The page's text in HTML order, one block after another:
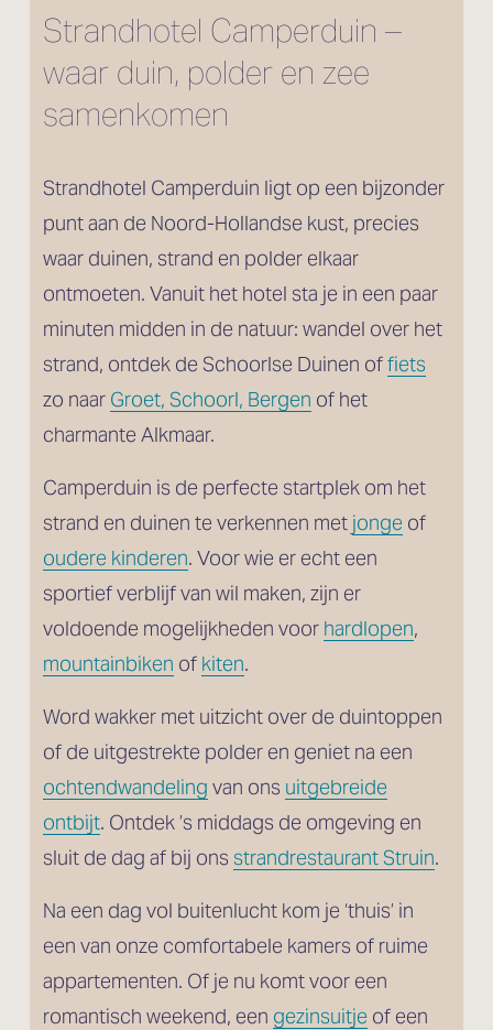
Strandhotel Camperduin –
waar duin, polder en zee
samenkomen
Strandhotel Camperduin ligt op een bijzonder
punt aan de Noord-Hollandse kust, precies
waar duinen, strand en polder elkaar
ontmoeten. Vanuit het hotel sta je in een paar
minuten midden in de natuur: wandel over het
strand, ontdek de Schoorlse Duinen of fiets
zo naar Groet, Schoorl, Bergen of het
charmante Alkmaar.
Camperduin is de perfecte startplek om het
strand en duinen te verkennen met jonge of
oudere kinderen. Voor wie er echt een
sportief verblijf van wil maken, zijn er
voldoende mogelijkheden voor hardlopen
mountainbiken of kiten.
Word wakker met uitzicht over de duintoppen
ochtendwandeling van ons uitgebreide
ontbijt. Ontdek ’s middags de omgeving en
sluit de dag af bij ons strandrestaurant Struin.
Na een dag vol buitenlucht kom je ‘thuis’ in
een van onze comfortabele kamers of ruime
appartementen. Of je nu komt voor een
romantisch weekend, een gezinsuitje of een